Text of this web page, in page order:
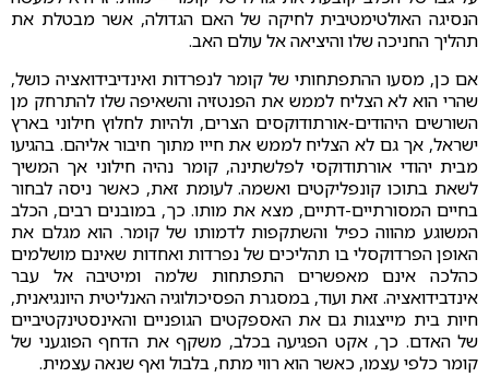
הנסיגה האולטימטיבית לחיקה של האם הגדולה, אשר מבטלת את
תהליך החניכה שלו והיציאה אל עולם האב.
אם כן, מסעו ההתפתחותי של קומר לנפרדות ואינדיבידואציה כושל,
שהרי הוא לא הצליח לממש את הפנטזיה והשאיפה שלו להתרחק מן
השורשים היהודים-אורתודוקסים הצרים, ולהיות לחלוץ חילוני בארץ
ישראל, אך גם לא הצליח לממש את חייו מתוך חיבור אליהם. בהגיעו
מבית יהודי אורתודוקסי לפלשתינה, קומר נהיה חילוני אך המשיך
לשאת בתוכו קונפליקטים ואשמה. לעומת זאת, כאשר ניסה לבחור
בחיים המסורתיים-דתיים, מצא את מותו. כך, במובנים רבים, הכלב
המשוגע מהווה כפיל והשתקפות לדמותו של קומר. הוא מגלם את
האופן הפרדוקסלי בו תהליכים של נפרדות ואחדות שאינם מושלמים
כהלכה אינם מאפשרים התפתחות שלמה ומיטיבה אל עבר
אינדבידואציה. זאת ועוד, במסגרת הפסיכולוגיה האנליטית היונגיאנית,
חיות בית מייצגות גם את האספקטים הגופניים והאינסטינקטיביים
של האדם. כך, אקט הפגיעה בכלב, משקף את הדחף הפוגעני של
קומר כלפי עצמו, כאשר הוא רווי מתח, בלבול ואף שנאה עצמית.